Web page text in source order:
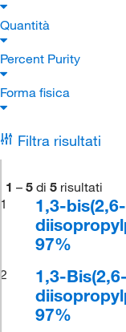
Quantità
Percent Purity
Forma fisica
Filtra risultati
1 – 5 di 5 risultati
1
1,3-bis(2,6-
97%
2
1,3-Bis(2,6-
97%